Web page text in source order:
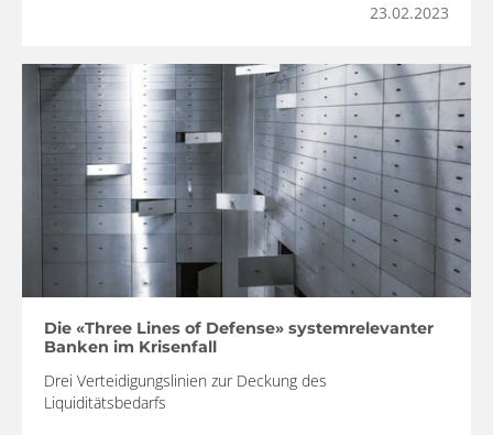
23.02.2023
Die «Three Lines of Defense» systemrelevanter
Banken im Krisenfall
Drei Verteidigungslinien zur Deckung des
Liquiditätsbedarfs